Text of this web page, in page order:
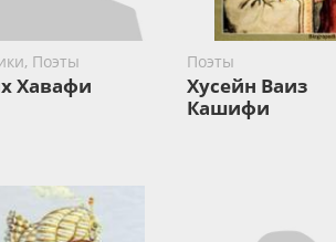
Поэты
Хавафи
Поэты
Хусейн Ваиз
Кашифи